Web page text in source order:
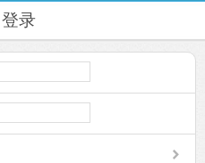
登录